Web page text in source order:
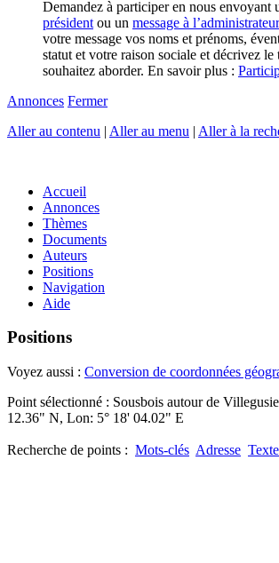
Demandez à participer en nous envoyant
président ou un message à l’administrateur
votre message vos noms et prénoms,
statut et votre raison sociale et décrivez le
souhaitez aborder. En savoir plus :
Annonces Fermer
Aller au contenu | Aller au menu | Aller à la
Accueil
Annonces
Thèmes
Documents
Auteurs
Positions
Navigation
Aide
Positions
Voyez aussi : Conversion de coordonnées
Point sélectionné : Sousbois autour de
12.36" N, Lon: 5° 18' 04.02" E
Recherche de points : Mots-clés Adresse